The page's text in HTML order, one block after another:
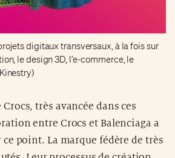
digitaux transversaux, à la fois sur
le design 3D, l’e-commerce, le
très avancée dans ces
entre Crocs et Balenciaga a
ce point. La marque fédère de très